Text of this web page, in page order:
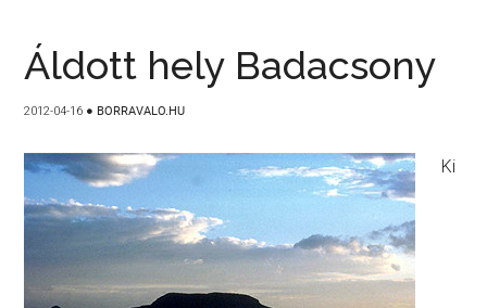
Áldott hely Badacsony
2012-04-16 ● BORRAVALO.HU
Ki